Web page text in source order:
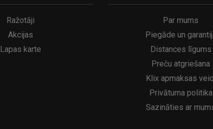
A
kumulatora LED galda lampa SERINA Mini Ø80×200 mm..
29.95€ 21.95€
Ražotāji
Akcijas
Lapas karte
Par mums
Piegāde un
Distances līgums
Preču atgriešana
Klix apmaksas
Privātuma politika
Sazināties ar